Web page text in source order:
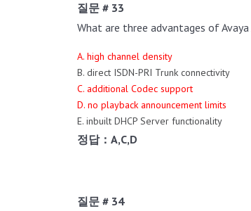
질문 # 33
What are three advantages of Avaya
A. high channel density
B. direct ISDN-PRI Trunk connectivity
C. additional Codec support
D. no playback announcement limits
E. inbuilt DHCP Server functionality
정답：A,C,D
질문 # 34